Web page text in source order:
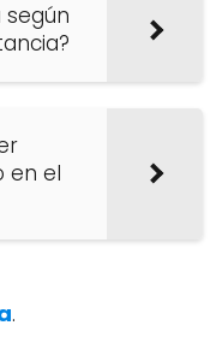
según
en el
.